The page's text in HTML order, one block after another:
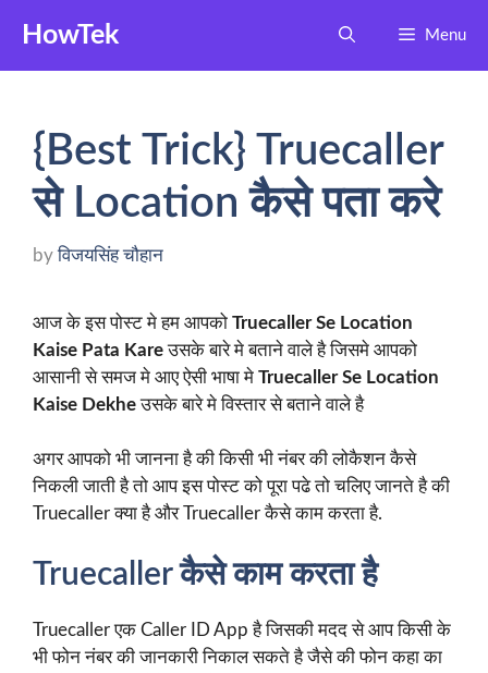
content
HowTek Menu
{Best Trick} Truecaller
से Location कैसे पता करे
byविजयसिंह चौहान
आज के इस पोस्ट मे हम आपको Truecaller Se Location
Kaise Pata Kareउसके बारे मे बताने वाले है जिसमे आपको
आसानी से समज मे आए ऐसी भाषा मे Truecaller Se Location
Kaise Dekheउसके बारे मे विस्तार से बताने वाले है
अगर आपको भी जानना है की किसी भी नंबर की लोकैशन कैसे
निकली जाती है तो आप इस पोस्ट को पूरा पढे तो चलिए जानते है की
Truecaller क्या है और Truecaller कैसे काम करता है.
Truecaller कैसे काम करता है
Truecaller एक Caller ID App है जिसकी मदद से आप किसी के
भी फोन नंबर की जानकारी निकाल सकते है जैसे की फोन कहा का